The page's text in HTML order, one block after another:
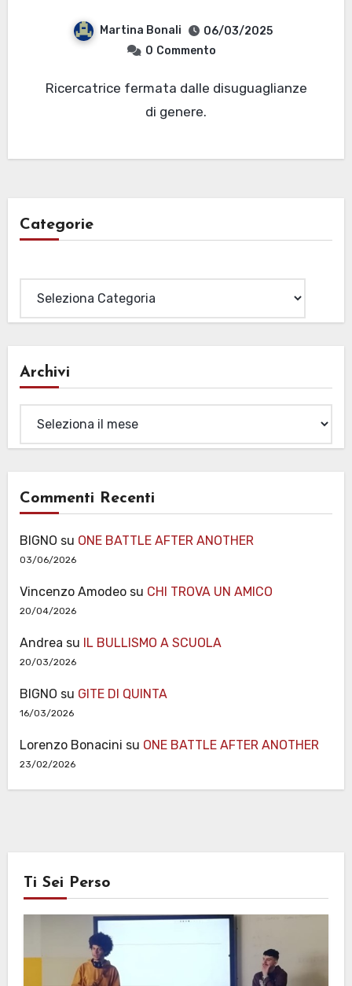
Martina Bonali
06/03/2025
0 Commento
Ricercatrice fermata dalle disuguaglianze
di genere.
Categorie
Archivi
Commenti Recenti
BIGNO su ONE BATTLE AFTER ANOTHER
03/06/2026
Vincenzo Amodeosu CHI TROVA UN AMICO
20/04/2026
Andrea su IL BULLISMO A SCUOLA
20/03/2026
BIGNO su GITE DI QUINTA
16/03/2026
Lorenzo Bonacini su ONE BATTLE AFTER ANOTHER
23/02/2026
Ti Sei Perso